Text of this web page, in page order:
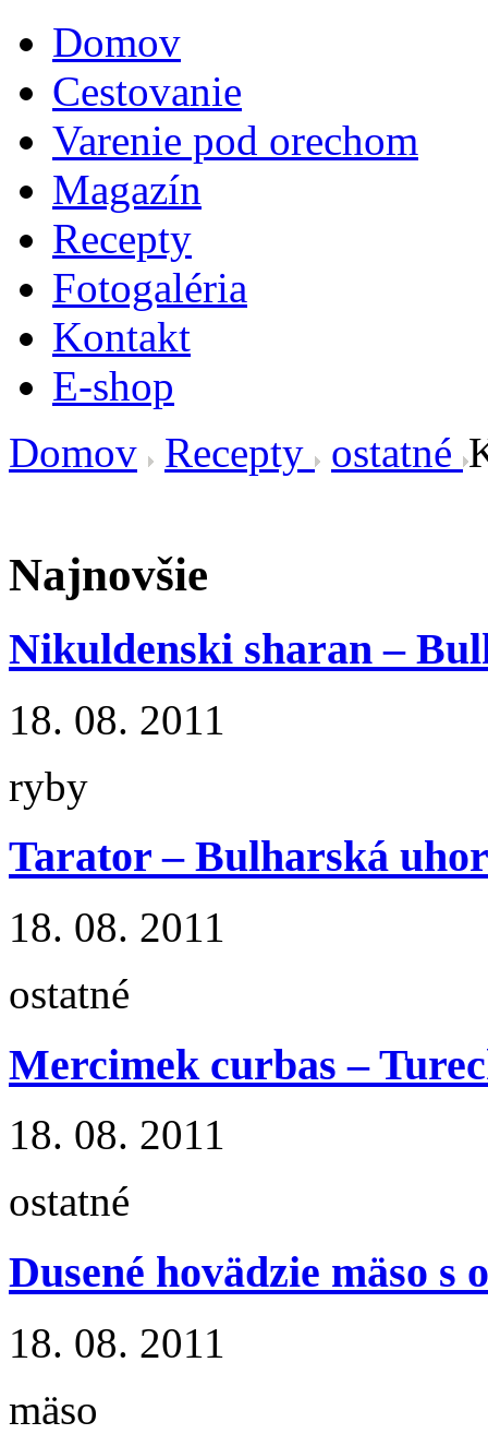
Domov
Cestovanie
Varenie pod orechom
Magazín
Recepty
Fotogaléria
Kontakt
E-shop
Domov
Recepty ostatné
Najnovšie
Nikuldenski sharan –
18. 08. 2011
ryby
Tarator – Bulharská
18. 08. 2011
ostatné
Mercimek curbas –
18. 08. 2011
ostatné
Dusené hovädzie mäso s
18. 08. 2011
mäso